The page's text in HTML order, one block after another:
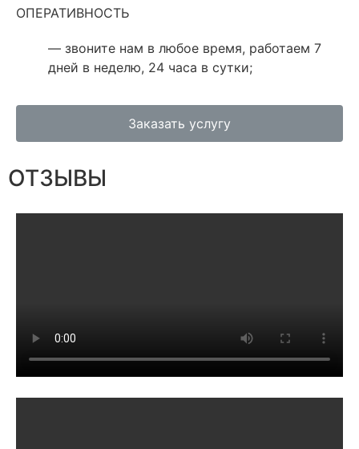
ОПЕРАТИВНОСТЬ
— звоните нам в любое время, работаем 7
дней в неделю, 24 часа в сутки;
Заказать услугу
ОТЗЫВЫ